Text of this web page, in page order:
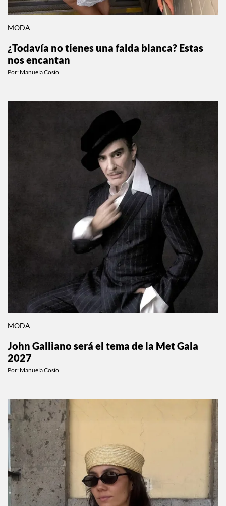
MODA
¿Todavía no tienes una falda blanca? Estas
nos encantan
Por: Manuela Cosío
MODA
John Galliano será el tema de la Met Gala
2027
Por: Manuela Cosío